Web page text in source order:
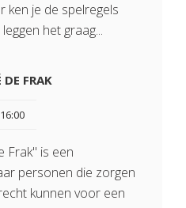
ken je de spelregels
het graag...
FRAK
Frak" is een
personen die zorgen
kunnen voor een